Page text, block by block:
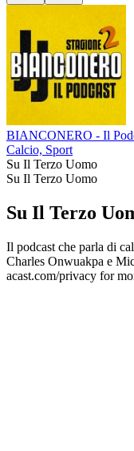
BIANCONERO - Il
Calcio, Sport
Su Il Terzo Uomo
Su Il Terzo Uomo
Su Il Terzo
Il podcast che parla di
Charles Onwuakpa e
acast.com/privacy for